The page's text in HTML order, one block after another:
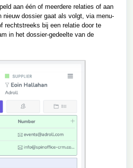
aan één of meerdere relaties of aan
nieuw dossier gaat als volgt, via menu-
rechtstreeks bij een relatie door te
in het dossier-gedeelte van de